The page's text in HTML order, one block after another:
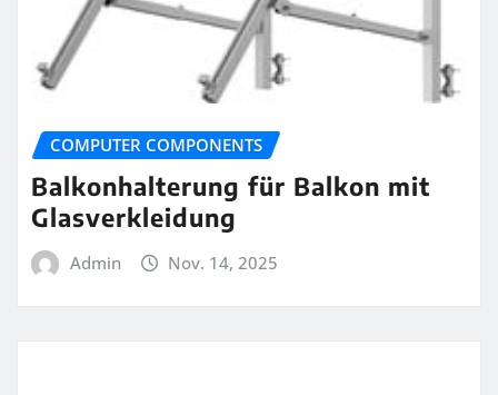
COMPUTER COMPONENTS
Balkonhalterung für Balkon mit
Glasverkleidung
Admin Nov. 14, 2025